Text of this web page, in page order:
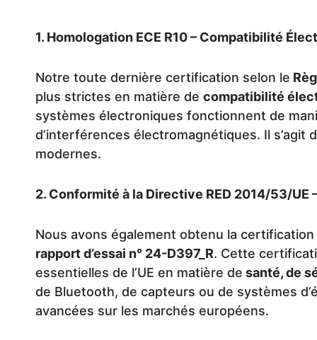
1. Homologation ECE R10 – Compatibilité
Notre toute dernière certification selon le
plus strictes en matière de compatibilité
systèmes électroniques fonctionnent de
d’interférences électromagnétiques. Il s’agit
modernes.
2. Conformité à la Directive RED 2014/53/
Nous avons également obtenu la
rapport d’essai n° 24-D397_R. Cette
essentielles de l’UE en matière de santé, de
de Bluetooth, de capteurs ou de systèmes
avancées sur les marchés européens.